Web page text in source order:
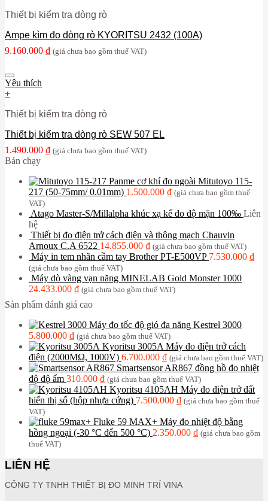
Thiết bị kiểm tra dòng rò
Ampe kìm đo dòng rò KYORITSU 2432 (100A)
9.160.000 ₫ (giá chưa bao gồm thuế VAT)
Yêu thích
+
Thiết bị kiểm tra dòng rò
Thiết bị kiểm tra dòng rò SEW 507 EL
1.490.000 ₫ (giá chưa bao gồm thuế VAT)
Bán chạy
Panme cơ khí đo ngoài Mitutoyo 115-
217 (50-75mm/ 0.01mm) 1.500.000 ₫ (giá chưa bao gồm thuế
VAT)
Atago Master-S/Millalpha khúc xạ kế đo độ mặn 100‰ Liên
hệ
Thiết bị đo điện trở cách điện và thông mạch Chauvin
Arnoux C.A 6522 14.855.000 ₫ (giá chưa bao gồm thuế VAT)
Máy in tem nhãn cầm tay Brother PT-E500VP 7.530.000 ₫
(giá chưa bao gồm thuế VAT)
Máy dò vàng vạn năng MINELAB Gold Monster 1000
24.433.000 ₫ (giá chưa bao gồm thuế VAT)
Sản phẩm đánh giá cao
Máy đo tốc độ gió đa năng Kestrel 3000
5.800.000 ₫ (giá chưa bao gồm thuế VAT)
Kyoritsu 3005A Máy đo điện trở cách
điện (2000MΩ, 1000V) 6.700.000 ₫ (giá chưa bao gồm thuế VAT)
Smartsensor AR867 đồng hồ đo nhiệt
độ độ ẩm 310.000 ₫ (giá chưa bao gồm thuế VAT)
Kyoritsu 4105AH Máy đo điện trở đất
hiển thị số (hộp nhựa cứng) 7.500.000 ₫ (giá chưa bao gồm thuế
VAT)
Fluke 59 MAX+ Máy đo nhiệt độ bằng
hồng ngoại (-30 °C đến 500 °C) 2.350.000 ₫ (giá chưa bao gồm
thuế VAT)
LIÊN HỆ
CÔNG TY TNHH THIẾT BỊ ĐO MINH TRÍ VINA